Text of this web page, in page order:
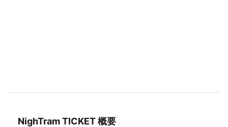
NighTram TICKET 概要